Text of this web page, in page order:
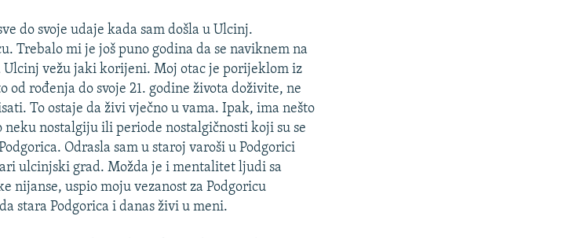
do svoje udaje kada sam došla u Ulcinj.
Trebalo mi je još puno godina da se naviknem na
Ulcinj vežu jaki korijeni. Moj otac je porijeklom iz
od rođenja do svoje 21. godine života doživite, ne
To ostaje da živi vječno u vama. Ipak, ima nešto
nostalgiju ili periode nostalgičnosti koji su se
Odrasla sam u staroj varoši u Podgorici
ulcinjski grad. Možda je i mentalitet ljudi sa
nijanse, uspio moju vezanost za Podgoricu
stara Podgorica i danas živi u meni.